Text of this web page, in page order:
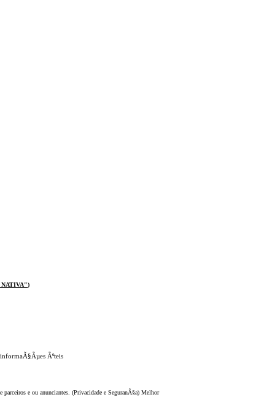
NATIVA")
Ãºteis
parceiros e ou anunciantes. (Privacidade e SeguranÃ§a) Melhor